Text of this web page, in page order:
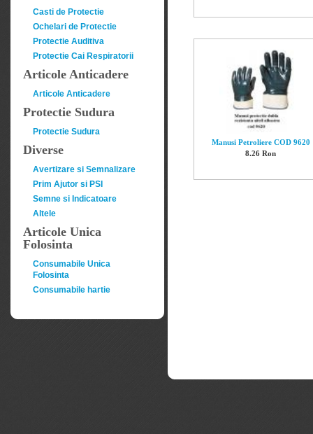
Casti de Protectie
Ochelari de Protectie
Protectie Auditiva
Protectie Cai Respiratorii
Articole Anticadere
Articole Anticadere
Protectie Sudura
Protectie Sudura
Diverse
Avertizare si Semnalizare
Prim Ajutor si PSI
Semne si Indicatoare
Altele
Articole Unica
Folosinta
Consumabile Unica
Folosinta
Consumabile hartie
Manusi Petroliere COD 9620
8.26 Ron